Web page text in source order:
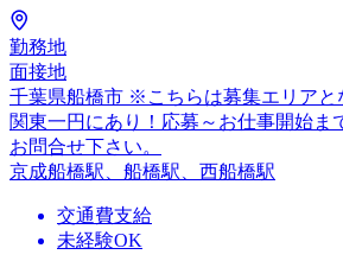
勤務地
面接地
千葉県船橋市 ※こちらは募集エリアと
関東一円にあり！応募～お仕事開始
お問合せ下さい。
京成船橋駅、船橋駅、西船橋駅
交通費支給
未経験OK